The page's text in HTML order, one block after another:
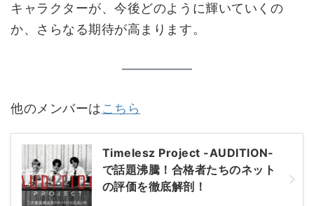
キャラクターが、今後どのように輝いていくの
か、さらなる期待が高まります。
他のメンバーはこちら
Timelesz Project -AUDITION-
で話題沸騰！合格者たちのネット
の評価を徹底解剖！